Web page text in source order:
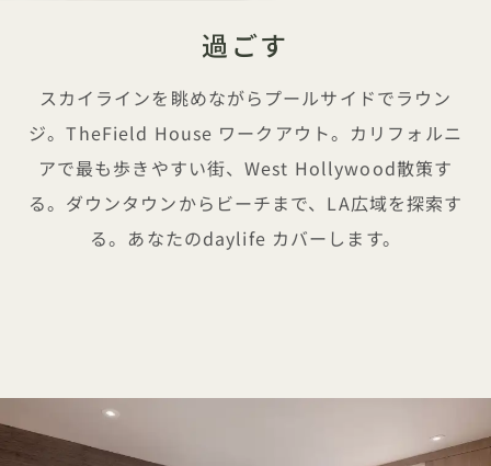
過ごす
スカイラインを眺めながらプールサイドでラウン
ジ。TheField House ワークアウト。カリフォルニ
アで最も歩きやすい街、West Hollywood散策す
る。ダウンタウンからビーチまで、LA広域を探索す
る。あなたのdaylife カバーします。